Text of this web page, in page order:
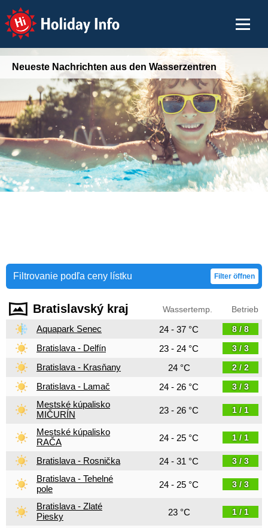
Holiday Info
Neueste Nachrichten aus den Wasserzentren
Filtrovanie podľa ceny lístku Filter öffnen
Bratislavský kraj Wassertemp. Betrieb
Aquapark Senec 24 - 37 °C 8 / 8
Bratislava - Delfín 23 - 24 °C 3 / 3
Bratislava - Krasňany 24 °C 2 / 2
Bratislava - Lamač 24 - 26 °C 3 / 3
Mestské kúpalisko
MIČURÍN
23 - 26 °C 1 / 1
Mestské kúpalisko
RAČA
24 - 25 °C 1 / 1
Bratislava - Rosnička 24 - 31 °C 3 / 3
Bratislava - Tehelné
pole
24 - 25 °C 3 / 3
Bratislava - Zlaté
Piesky
23 °C 1 / 1